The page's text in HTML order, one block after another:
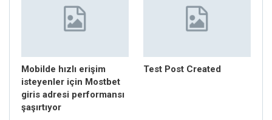
Mobilde hızlı erişim
isteyenler için Mostbet
giris adresi performansı
şaşırtıyor
Test Post Created